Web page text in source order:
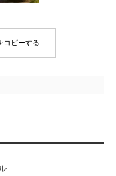
コピーする